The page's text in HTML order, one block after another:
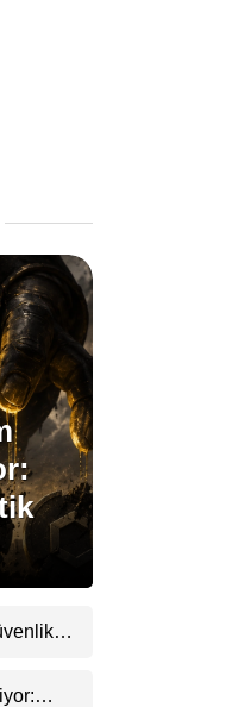
Haberleri
Facebook
Instagram
Youtube